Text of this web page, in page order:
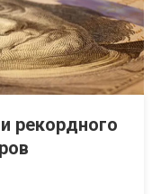
рекордного